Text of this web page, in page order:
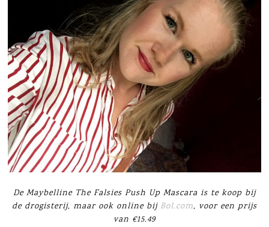
De Maybelline The Falsies Push Up Mascara is te koop bij
de drogisterij, maar ook online bij Bol.com, voor een prijs
van €15.49